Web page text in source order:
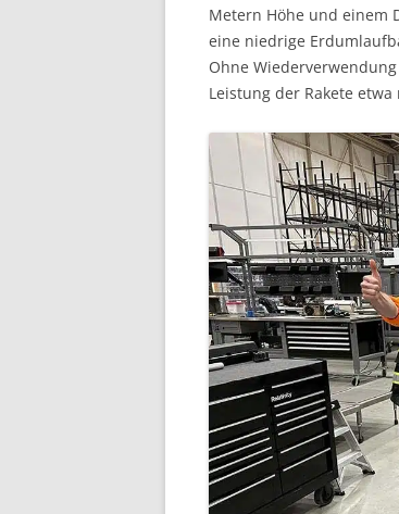
Metern Höhe und einem
eine niedrige
Ohne
Leistung der Rakete etwa